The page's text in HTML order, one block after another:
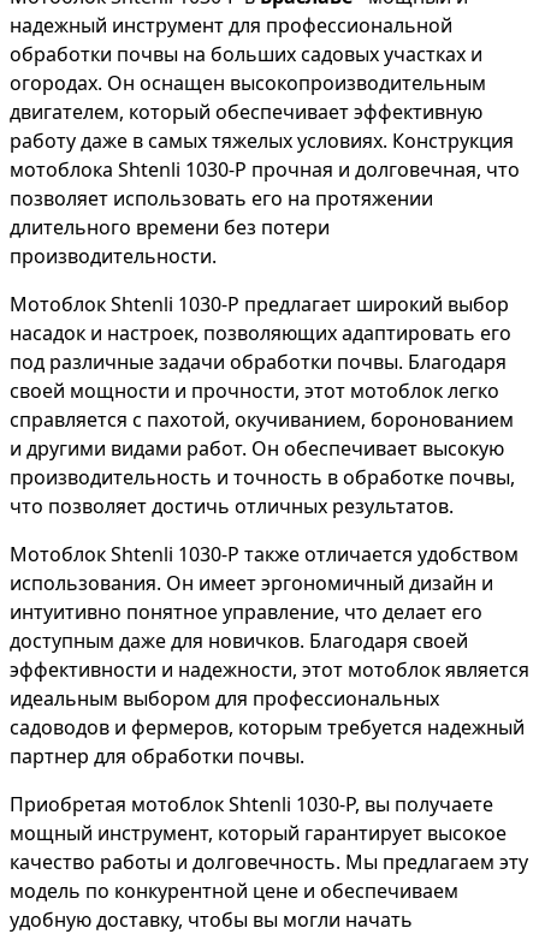
надежный инструмент для профессиональной
обработки почвы на больших садовых участках и
огородах. Он оснащен высокопроизводительным
двигателем, который обеспечивает эффективную
работу даже в самых тяжелых условиях. Конструкция
мотоблока Shtenli 1030-P прочная и долговечная, что
позволяет использовать его на протяжении
длительного времени без потери
производительности.
Мотоблок Shtenli 1030-P предлагает широкий выбор
насадок и настроек, позволяющих адаптировать его
под различные задачи обработки почвы. Благодаря
своей мощности и прочности, этот мотоблок легко
справляется с пахотой, окучиванием, боронованием
и другими видами работ. Он обеспечивает высокую
производительность и точность в обработке почвы,
что позволяет достичь отличных результатов.
Мотоблок Shtenli 1030-P также отличается удобством
использования. Он имеет эргономичный дизайн и
интуитивно понятное управление, что делает его
доступным даже для новичков. Благодаря своей
эффективности и надежности, этот мотоблок является
идеальным выбором для профессиональных
садоводов и фермеров, которым требуется надежный
партнер для обработки почвы.
Приобретая мотоблок Shtenli 1030-P, вы получаете
мощный инструмент, который гарантирует высокое
качество работы и долговечность. Мы предлагаем эту
модель по конкурентной цене и обеспечиваем
удобную доставку, чтобы вы могли начать